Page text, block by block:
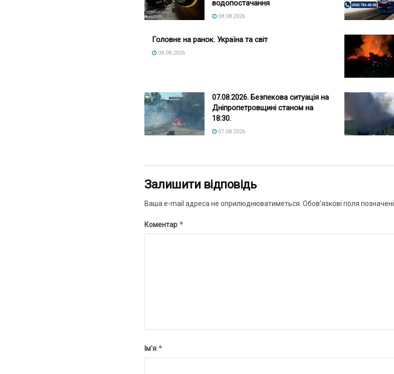
водопостачання
08.08.2026
Головне на ранок. Україна та світ
08.08.2026
07.08.2026. Безпекова ситуація на
Дніпропетровщині станом на
18:30.
07.08.2026
Залишити відповідь
Ваша e-mail адреса не оприлюднюватиметься. Обов’язкові поля позначені
Коментар *
Ім'я *